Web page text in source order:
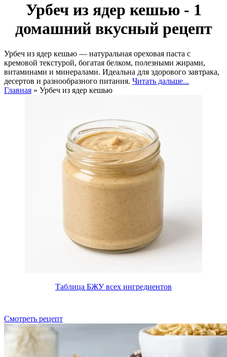
Урбеч из ядер кешью - 1
домашний вкусный рецепт
Урбеч из ядер кешью — натуральная ореховая паста с
кремовой текстурой, богатая белком, полезными жирами,
витаминами и минералами. Идеальна для здорового завтрака,
десертов и разнообразного питания. Читать дальше...
Главная » Урбеч из ядер кешью
Таблица БЖУ всех ингредиентов
Смотреть рецепт